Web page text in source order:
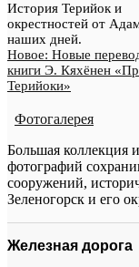
История Терийок и
окрестностей от
наших дней.
Новое: Новые
книги Э. Кяхёнен
Терийоки»
Фотогалерея
Большая коллекция
фотографий
сооружений,
Зеленогорск и его
Железная дорога